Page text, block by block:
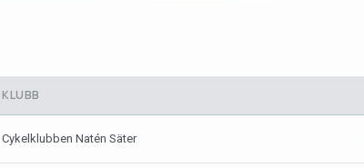
KLUBB
Cykelklubben Natén Säter